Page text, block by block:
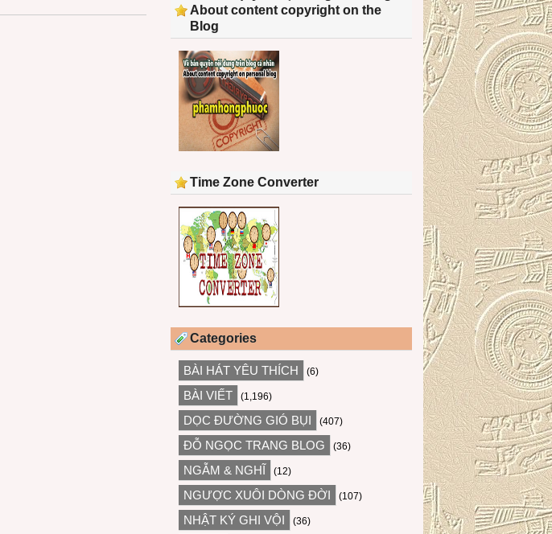
About content copyright on the
Blog
Time Zone Converter
Categories
BÀI HÁT YÊU THÍCH (6)
BÀI VIẾT (1,196)
DỌC ĐƯỜNG GIÓ BỤI (407)
ĐỖ NGỌC TRANG BLOG (36)
NGẪM & NGHĨ (12)
NGƯỢC XUÔI DÒNG ĐỜI (107)
NHẬT KÝ GHI VỘI (36)